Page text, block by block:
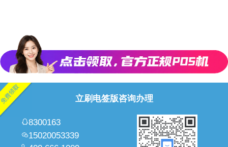
立刷电签版咨询办理
8300163
15020053339